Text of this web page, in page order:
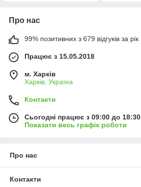
Про нас
99% позитивних з 679 відгуків за рік
Працює з 15.05.2018
м. Харків
Харків, Україна
Контакти
Сьогодні працює з 09:00 до 18:30
Показати весь графік роботи
Про нас
Контакти